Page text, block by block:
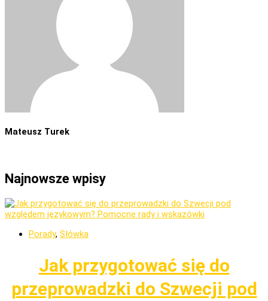
Mateusz Turek
Najnowsze wpisy
Porady, Słówka
Jak przygotować się do
przeprowadzki do Szwecji pod